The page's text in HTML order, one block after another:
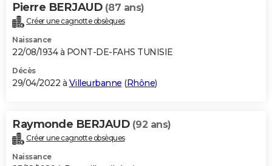
Pierre BERJAUD (87 ans)
Créer une cagnotte obsèques
Naissance
22/08/1934 à PONT-DE-FAHS TUNISIE
Décès
29/04/2022 à Villeurbanne (Rhône)
Raymonde BERJAUD (92 ans)
Créer une cagnotte obsèques
Naissance